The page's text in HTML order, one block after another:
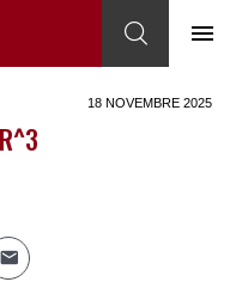
18 NOVEMBRE 2025